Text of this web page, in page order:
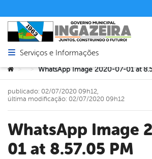
Abrir menu principal de navegação
Serviços e Informações
Você está aqui:
> > WhatsApp Image 2020-07-01 at
WhatsApp Image 2020-07-
01 at 8.57.05 PM
publicado: 02/07/2020 09h12,
última modificação: 02/07/2020 09h12